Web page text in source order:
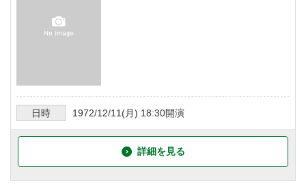
日時 1972/12/11(月) 18:30開演
詳細を見る